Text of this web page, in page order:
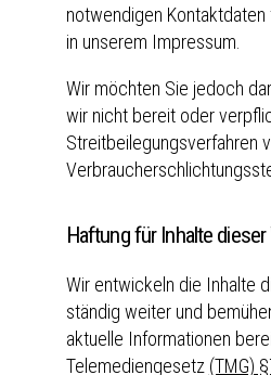
notwendigen
in unserem Impressum.
Wir möchten Sie jedoch
wir nicht bereit oder
Streitbeilegungsverfahren
Haftung für Inhalte
Wir entwickeln die Inhalte
ständig weiter und
aktuelle Informationen
Telemediengesetz (TMG)